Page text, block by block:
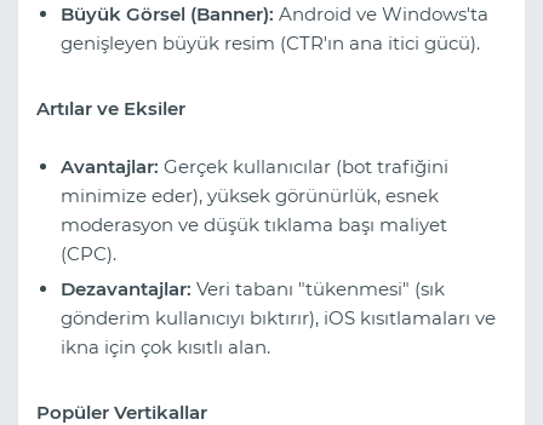
Büyük Görsel (Banner): Android ve Windows'ta
genişleyen büyük resim (CTR'ın ana itici gücü).
Artılar ve Eksiler
Avantajlar: Gerçek kullanıcılar (bot trafiğini
minimize eder), yüksek görünürlük, esnek
moderasyon ve düşük tıklama başı maliyet
(CPC).
Dezavantajlar: Veri tabanı "tükenmesi" (sık
gönderim kullanıcıyı bıktırır), iOS kısıtlamaları ve
ikna için çok kısıtlı alan.
Popüler Vertikallar